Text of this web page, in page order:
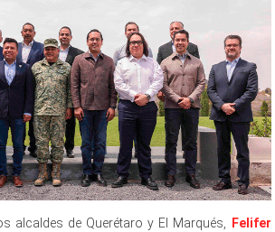
alcaldes de Querétaro y El Marqués,
Felifer